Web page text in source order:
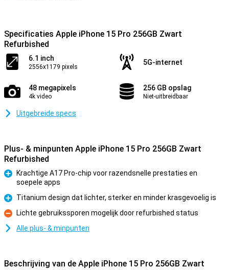
Specificaties Apple iPhone 15 Pro 256GB Zwart
Refurbished
6.1 inch
2556x1179 pixels
5G-internet
48 megapixels
4k video
256 GB opslag
Niet-uitbreidbaar
Uitgebreide specs
Plus- & minpunten Apple iPhone 15 Pro 256GB Zwart
Refurbished
Pluspunt
Krachtige A17 Pro-chip voor razendsnelle prestaties en
soepele apps
Pluspunt
Titanium design dat lichter, sterker en minder krasgevoelig is
Minpunt
Lichte gebruikssporen mogelijk door refurbished status
Alle plus- & minpunten
Beschrijving van de Apple iPhone 15 Pro 256GB Zwart